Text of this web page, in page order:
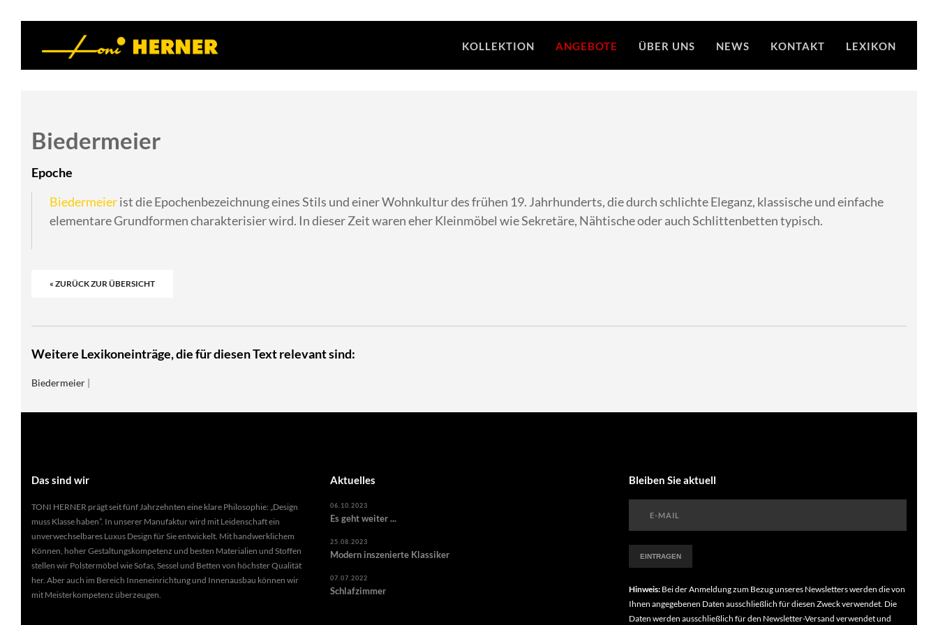
KOLLEKTION ANGEBOTE ÜBER UNS NEWS KONTAKT LEXIKON
Biedermeier
Epoche
Biedermeierist die Epochenbezeichnung eines Stils und einer Wohnkultur des frühen 19. Jahrhunderts, die durch schlichte Eleganz, klassische und einfache
elementare Grundformen charakterisier wird. In dieser Zeit waren eher Kleinmöbel wie Sekretäre, Nähtische oder auch Schlittenbetten typisch.
« ZURÜCK ZUR ÜBERSICHT
Weitere Lexikoneinträge, die für diesen Text relevant sind:
Biedermeier |
Das sind wir
TONI HERNER prägt seit fünf Jahrzehnten eine klare Philosophie: „Design
muss Klasse haben”. In unserer Manufaktur wird mit Leidenschaft ein
unverwechselbares Luxus Design für Sie entwickelt. Mit handwerklichem
Können, hoher Gestaltungskompetenz und besten Materialien und Stoffen
stellen wir Polstermöbel wie Sofas, Sessel und Betten von höchster Qualität
her. Aber auch im Bereich Inneneinrichtung und Innenausbau können wir
mit Meisterkompetenz überzeugen.
Aktuelles
06.10.2023
Es geht weiter ...
25.08.2023
Modern inszenierte Klassiker
07.07.2022
Schlafzimmer
Bleiben Sie aktuell
Hinweis:Bei der Anmeldung zum Bezug unseres Newsletters werden die von
Ihnen angegebenen Daten ausschließlich für diesen Zweck verwendet. Die
Daten werden ausschließlich für den Newsletter-Versand verwendet und